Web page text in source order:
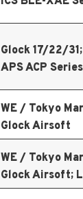
Glock 17/22/
APS ACP Series
WE / Tokyo
Glock Airsoft
WE / Tokyo
Glock Airsoft;